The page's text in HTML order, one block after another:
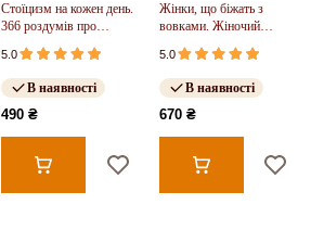
Стоїцизм на кожен день.
366 роздумів про
мудрість, стійкість і
мистецтво жити
5.0
В наявності
490 ₴
Жінки, що біжать з
вовками. Жіночий
архетип у міфах та
легендах
5.0
В наявності
670 ₴